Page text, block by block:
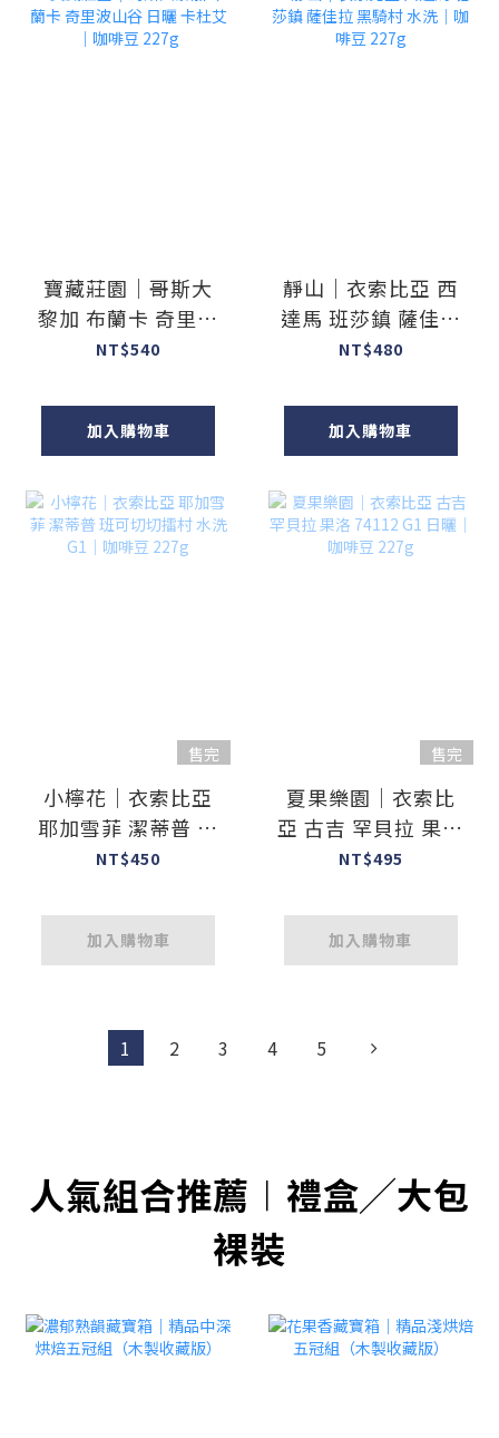
寶藏莊園｜哥斯大
黎加 布蘭卡 奇里波
山谷 日曬 卡杜艾｜
NT$540
加入購物車
靜山｜衣索比亞 西
達馬 班莎鎮 薩佳拉
黑騎村 水洗｜咖啡
NT$480
加入購物車
售完
小檸花｜衣索比亞
耶加雪菲 潔蒂普 班
可切切擂村 水洗 G1
NT$450
加入購物車
售完
夏果樂園｜衣索比
亞 古吉 罕貝拉 果洛
74112 G1 日曬｜咖
NT$495
加入購物車
1 2 3 4 5
人氣組合推薦︱禮盒╱大包
裸裝